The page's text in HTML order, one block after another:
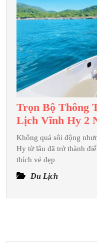
Trọn Bộ Thông
Lịch Vĩnh Hy 2
Không quá sôi động
Hy từ lâu đã trở thành
thích vẻ đẹp
Du Lịch